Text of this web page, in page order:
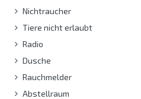
Nichtraucher
Tiere nicht erlaubt
Radio
Dusche
Rauchmelder
Abstellraum